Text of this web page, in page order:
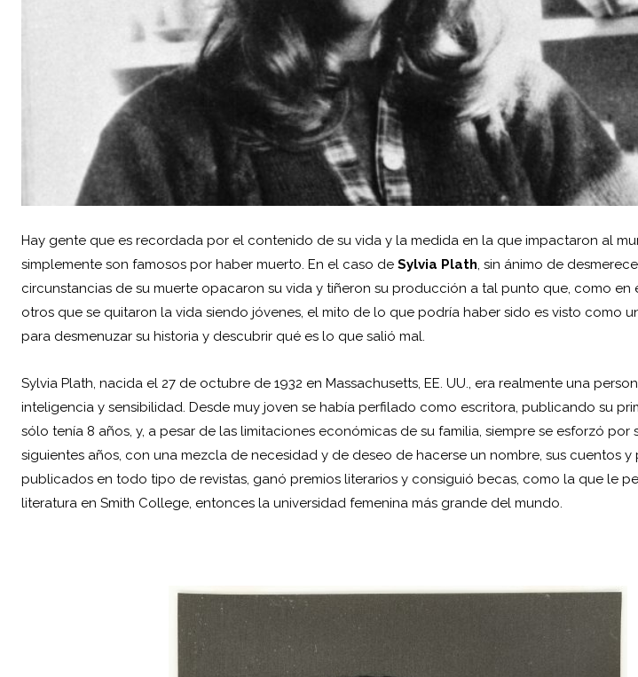
Hay gente que es recordada por el contenido de su vida y la medida en la que impactaron al
simplemente son famosos por haber muerto. En el caso de Sylvia Plath, sin ánimo de
circunstancias de su muerte opacaron su vida y tiñeron su producción a tal punto que, como en
otros que se quitaron la vida siendo jóvenes, el mito de lo que podría haber sido es visto como
para desmenuzar su historia y descubrir qué es lo que salió mal.
Sylvia Plath, nacida el 27 de octubre de 1932 en Massachusetts, EE. UU., era realmente una
inteligencia y sensibilidad. Desde muy joven se había perfilado como escritora, publicando su
sólo tenía 8 años, y, a pesar de las limitaciones económicas de su familia, siempre se esforzó por
siguientes años, con una mezcla de necesidad y de deseo de hacerse un nombre, sus cuentos y
publicados en todo tipo de revistas, ganó premios literarios y consiguió becas, como la que le
literatura en Smith College, entonces la universidad femenina más grande del mundo.